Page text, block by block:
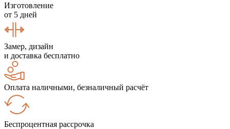
Изготовление
от 5 дней
Замер, дизайн
и доставка бесплатно
Оплата наличными, безналичный расчёт
Беспроцентная рассрочка